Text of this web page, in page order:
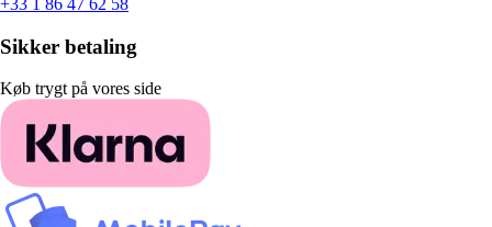
+33 1 86 47 62 58
Sikker betaling
Køb trygt på vores side